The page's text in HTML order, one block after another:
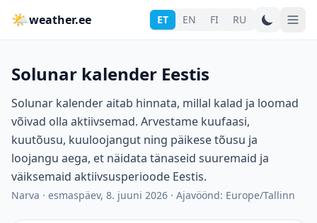
🌤weather.ee ET EN FI RU
Solunar kalender Eestis
Solunar kalender aitab hinnata, millal kalad ja loomad
võivad olla aktiivsemad. Arvestame kuufaasi,
kuutõusu, kuuloojangut ning päikese tõusu ja
loojangu aega, et näidata tänaseid suuremaid ja
väiksemaid aktiivsusperioode Eestis.
Narva · esmaspäev, 8. juuni 2026 · Ajavöönd: Europe/Tallinn